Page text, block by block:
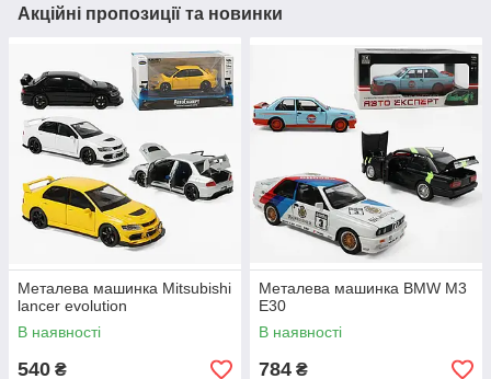
Акційні пропозиції та новинки
Металева машинка Mitsubishi
lancer evolution
В наявності
540 ₴
Металева машинка BMW M3
E30
В наявності
784 ₴